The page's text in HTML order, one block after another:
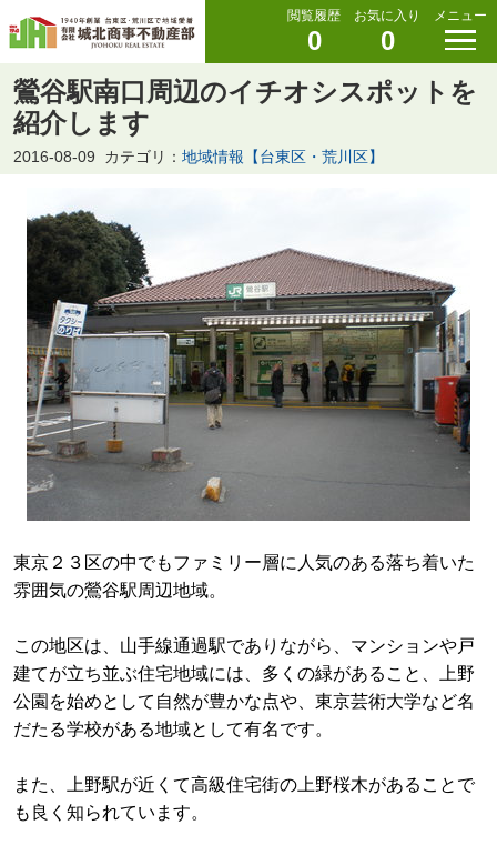
閲覧履歴
0
お気に入り
0
メニュー
鶯谷駅南口周辺のイチオシスポットを
紹介します
2016-08-09 カテゴリ： 地域情報【台東区・荒川区】
東京２３区の中でもファミリー層に人気のある落ち着いた
雰囲気の鶯谷駅周辺地域。
この地区は、山手線通過駅でありながら、マンションや戸
建てが立ち並ぶ住宅地域には、多くの緑があること、上野
公園を始めとして自然が豊かな点や、東京芸術大学など名
だたる学校がある地域として有名です。
また、上野駅が近くて高級住宅街の上野桜木があることで
も良く知られています。